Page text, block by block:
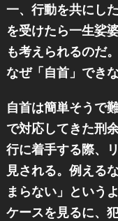
一、行動を共にし
を受けたら一生娑
も考えられるのだ。
なぜ「自首」でき
自首は簡単そうで
で対応してきた刑
行に着手する際、
見される。例える
まらない」という
ケースを見るに、